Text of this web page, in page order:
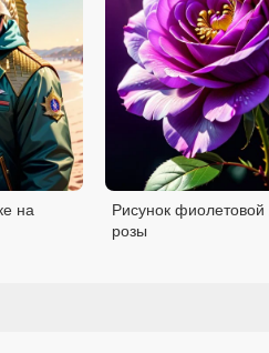
на
Рисунок фиолетовой
розы